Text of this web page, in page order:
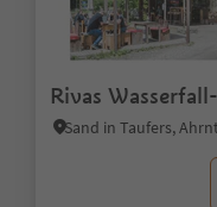
Rivas
Sand in Taufers,